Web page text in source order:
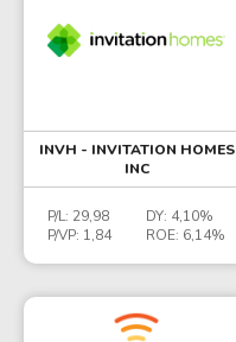
INVH - INVITATION HOMES
INC
P/L: 29,98
P/VP: 1,84
DY: 4,10%
ROE: 6,14%